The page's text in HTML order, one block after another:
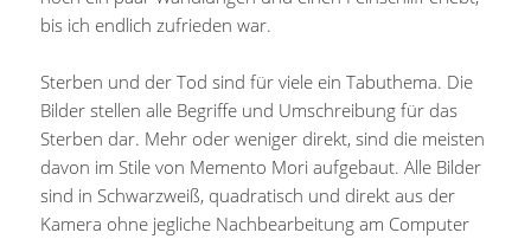
bis ich endlich zufrieden war.
Sterben und der Tod sind für viele ein Tabuthema. Die
Bilder stellen alle Begriffe und Umschreibung für das
Sterben dar. Mehr oder weniger direkt, sind die meisten
davon im Stile von Memento Mori aufgebaut. Alle Bilder
sind in Schwarzweiß, quadratisch und direkt aus der
Kamera ohne jegliche Nachbearbeitung am Computer